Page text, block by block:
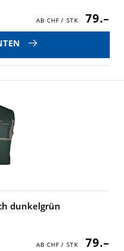
79.–
dunkelgrün
79.–